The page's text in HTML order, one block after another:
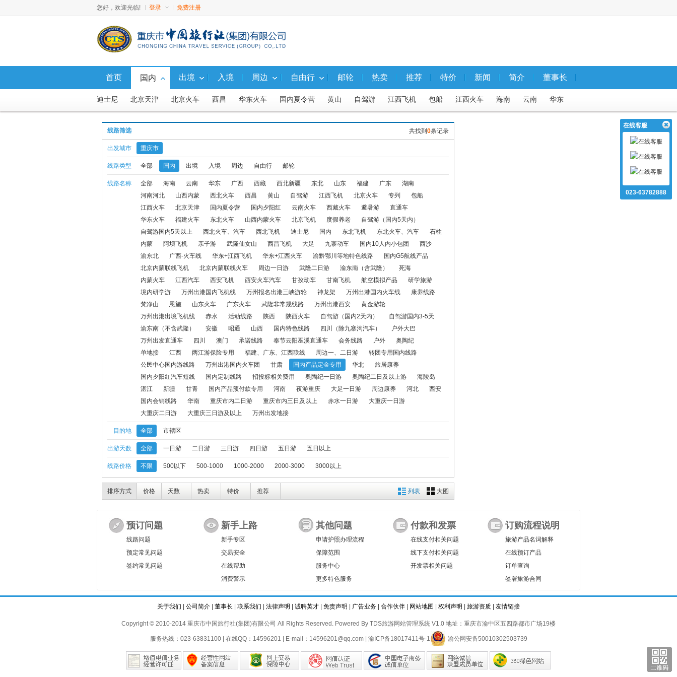
您好，欢迎光临! 登录 免费注册
首页 国内
迪士尼 北京天津 北京火车 西昌 华东火车 国内夏令营 黄山 自驾游 江西飞机 包船 江西火车 海南 云南 华东
广西 西藏 西北新疆 东北 山东 福建 广东 湖南 河南河北 山西内蒙 西北火车 专列
西藏火车 避暑游 直通车 福建火车 东北火车 山西内蒙火车 北京飞机 度假养老 自驾游（国内5天内）
西北火车、汽车 西北飞机 国内 东北飞机 东北火车、汽车
九寨动车 国内10人内小包团 西沙 渝东北 广西-火车线 华东+江西飞机 华东+江西火车
国内G5航线产品 北京内蒙联线飞机 北京内蒙联线火车 周边一日游 武隆二日游 渝东南（含武隆）
万州出港国内火车线 康养线路 梵净山 恩施 山东火车 广东火车 武隆非常规线路
万州出港出境飞机线 赤水 活动线路 陕西 陕西火车 自驾游（国内2天内） 自驾游国内3-5天
国内特色线路 四川（除九寨沟汽车） 户外大巴 万州出发直通车 四川 澳门
公民中心国内游线路 万州出港国内火车团 甘肃 国内产品定金专用 华北 旅居康养 国内夕阳红汽车短线
招投标相关费用 奥陶纪一日游
甘青 国内产品预付款专用 河南 夜游重庆 大足一日游 周边康养 河北
出境 入境 周边 自由行 邮轮 热卖 推荐 特价 新闻 简介 董事长
共找到 0条记录
线路筛选
出发城市 重庆市
线路类型 全部 国内 出境 入境 周边 自由行 邮轮
线路名称 全部 海南 云南 华东 广西 西藏 西北新疆 东北 山东 福建 广东
湖南
河南河北
山西内蒙 西北火车 西昌 黄山 自驾游 江西飞机 北京火车 专列
包船
江西火车
北京天津 国内夏令营 国内夕阳红 云南火车 西藏火车 避暑游
直通车
华东火车
福建火车 东北火车 山西内蒙火车 北京飞机 度假养老
自驾游（国内5天内）
自驾游国内5天以上
西北火车、汽车 西北飞机 迪士尼 国内 东北飞机 东北火车、汽车
石柱
内蒙
阿坝飞机 亲子游 武隆仙女山 西昌飞机 大足 九寨动车 国内10人内小包团
西沙
渝东北
广西-火车线 华东+江西飞机 华东+江西火车 渝黔鄂川等地特色线路
国内G5航线产品
北京内蒙联线飞机
北京内蒙联线火车 周边一日游 武隆二日游 渝东南（含武隆）
死海
内蒙火车
江西汽车 西安飞机 西安火车汽车 甘孜动车 甘南飞机 航空模拟产品
研学旅游
境内研学游
万州出港国内飞机线 万州报名出港三峡游轮 神龙架 万州出港国内火车线
康养线路
梵净山
恩施 山东火车 广东火车 武隆非常规线路 万州出港西安
黄金游轮
万州出港出境飞机线
赤水 活动线路 陕西 陕西火车 自驾游（国内2天内）
自驾游国内3-5天
渝东南（不含武隆）
安徽 昭通 山西 国内特色线路 四川（除九寨沟汽车）
户外大巴
万州出发直通车
四川 澳门 承诺线路 奉节云阳巫溪直通车 会务线路 户外
奥陶纪
单地接
江西 两江游保险专用 福建、广东、江西联线 周边一、二日游
转团专用国内线路
公民中心国内游线路
万州出港国内火车团 甘肃 国内产品定金专用 华北
旅居康养
国内夕阳红汽车短线
国内定制线路 招投标相关费用 奥陶纪一日游 奥陶纪二日及以上游
海陵岛
湛江
新疆 甘青 国内产品预付款专用 河南 夜游重庆 大足一日游 周边康养 河北
西安
国内会销线路
华南 重庆市内二日游 重庆市内三日及以上 赤水一日游
大重庆一日游
大重庆二日游
大重庆三日游及以上 万州出发地接
目的地 全部 市辖区
出游天数 全部 一日游 二日游 三日游 四日游 五日游 五日以上
线路价格 不限 500以下 500-1000 1000-2000 2000-3000 3000以上
列表 大图
排序方式 价格 天数 热卖 特价 推荐
预订问题
线路问题
预定常见问题
签约常见问题
新手上路
新手专区
交易安全
在线帮助
消费警示
其他问题
申请护照办理流程
保障范围
服务中心
更多特色服务
付款和发票
在线支付相关问题
线下支付相关问题
开发票相关问题
订购流程说明
旅游产品名词解释
在线预订产品
订单查询
签署旅游合同
关于我们 公司简介 董事长 联系我们 法律声明 诚聘英才 免责声明 广告业务 合作伙伴 网站地图 权利声明 旅游资质 友情链接
Copyright © 2010-2014 重庆市中国旅行社(集团)有限公司 All Rights Reserved. Powered By TDS旅游网站管理系统 V1.0 地址：重庆市渝中区五四路都市广场19楼
服务热线：023-63831100 | 在线QQ：14596201 | E-mail：14596201@qq.com | 渝ICP备18017411号-1 渝公网安备50010302503739
在线客服
023-63782888